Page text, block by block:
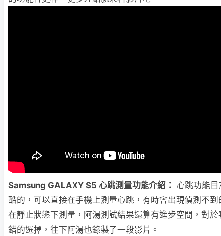
Samsung GALAXY S5 心跳測量功能介紹： 心跳功能
酷的，可以直接在手機上測量心跳，有時會出現偵測不
在靜止狀態下測量，阿湯測試結果還算有進步空間，對
錯的選擇，往下阿湯也錄製了一段影片。